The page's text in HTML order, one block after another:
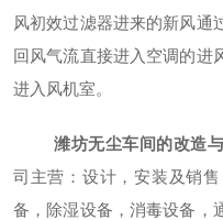
风初效过滤器进来的新风通
回风气流直接进入空调的进
进入风机室。
潍坊无尘车间的改造
司主营：设计，安装及销
备，除湿设备，消毒设备，